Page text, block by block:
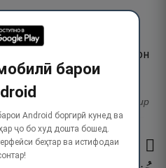
мина-л-мукрамӣн.
ман маро
икромкардашудагон
тафсир
۞ وَمَآ أَنزَلْنَا عَلَىٰ
барои
Android боргирӣ кунед ва
ҷо бо худ дошта бошед.
беҳтар ва истифодаи